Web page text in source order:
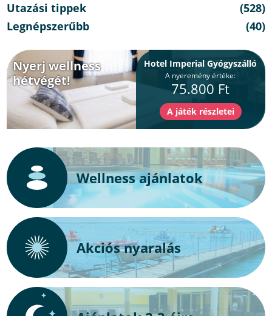
Utazási tippek
(528)
Legnépszerűbb
(40)
Nyerj wellness
hétvégét!
Hotel Imperial Gyógyszálló
A nyeremény értéke:
75.800 Ft
Wellness ajánlatok
Akciós nyaralás